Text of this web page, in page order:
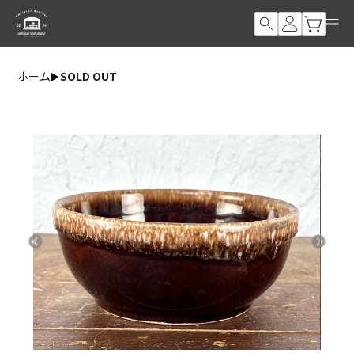
ホーム SOLD OUT